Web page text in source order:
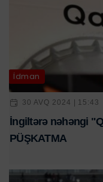
İdman
30 AVQ 2024 | 15:43
İngiltərə nəhəngi
PÜŞKATMA